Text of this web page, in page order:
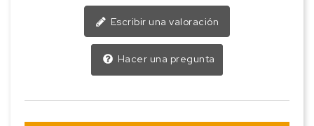
Escribir una valoración
Hacer una pregunta